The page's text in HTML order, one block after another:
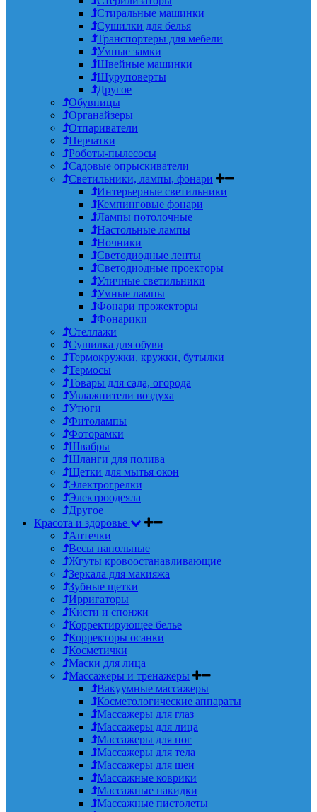
Стиральные машинки
Сушилки для белья
Транспортеры для мебели
Умные замки
Швейные машинки
Шуруповерты
Другое
Обувницы
Органайзеры
Отпариватели
Перчатки
Роботы-пылесосы
Садовые опрыскиватели
Светильники, лампы, фонари
Интерьерные светильники
Кемпинговые фонари
Лампы потолочные
Настольные лампы
Ночники
Светодиодные ленты
Светодиодные проекторы
Уличные светильники
Умные лампы
Фонари прожекторы
Фонарики
Стеллажи
Сушилка для обуви
Термокружки, кружки, бутылки
Термосы
Товары для сада, огорода
Увлажнители воздуха
Утюги
Фитолампы
Фоторамки
Швабры
Шланги для полива
Щетки для мытья окон
Электрогрелки
Электроодеяла
Другое
Красота и здоровье
Аптечки
Весы напольные
Жгуты кровоостанавливающие
Зеркала для макияжа
Зубные щетки
Ирригаторы
Кисти и спонжи
Корректирующее белье
Корректоры осанки
Косметички
Маски для лица
Массажеры и тренажеры
Вакуумные массажеры
Косметологические аппараты
Массажеры для глаз
Массажеры для лица
Массажеры для ног
Массажеры для тела
Массажеры для шеи
Массажные коврики
Массажные накидки
Массажные пистолеты